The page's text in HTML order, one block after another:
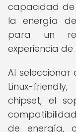
capacidad
la energía
para un
experiencia
Al seleccionar
Linux-
chipset, el
de energía,